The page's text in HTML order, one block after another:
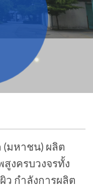
(มหาชน) ผลิต
งครบวงจรทั้ง
ว กำลังการผลิต